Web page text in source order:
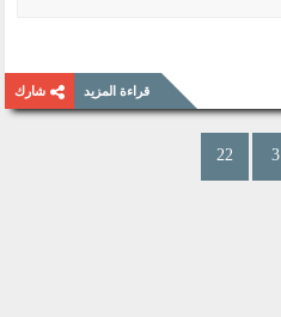
قراءة المزيد شارك
3
22